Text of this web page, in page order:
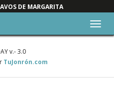
DE MARGARITA
v.- 3.0
TuJonrón.com